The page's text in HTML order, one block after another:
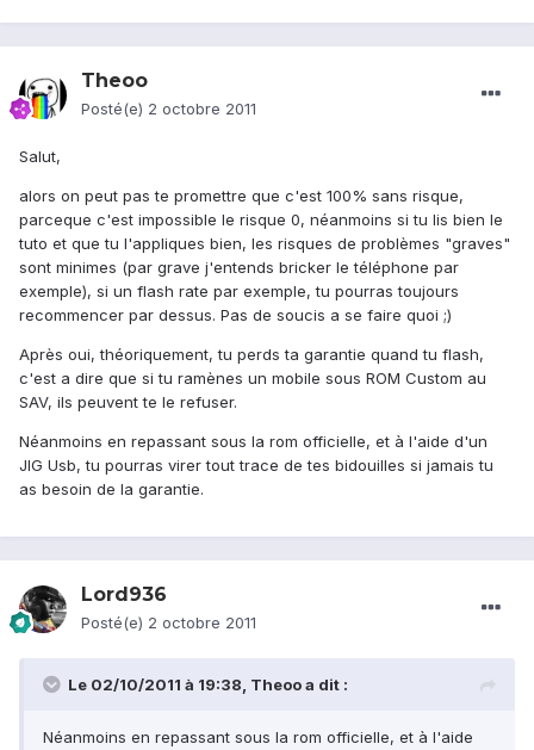
Theoo
Posté(e) 2 octobre 2011
Salut,
alors on peut pas te promettre que c'est 100% sans risque,
parceque c'est impossible le risque 0, néanmoins si tu lis bien le
tuto et que tu l'appliques bien, les risques de problèmes "graves"
sont minimes (par grave j'entends bricker le téléphone par
exemple), si un flash rate par exemple, tu pourras toujours
recommencer par dessus. Pas de soucis a se faire quoi ;)
Après oui, théoriquement, tu perds ta garantie quand tu flash,
c'est a dire que si tu ramènes un mobile sous ROM Custom au
SAV, ils peuvent te le refuser.
Néanmoins en repassant sous la rom officielle, et à l'aide d'un
JIG Usb, tu pourras virer tout trace de tes bidouilles si jamais tu
as besoin de la garantie.
Lord936
Posté(e) 2 octobre 2011
Le 02/10/2011 à 19:38, Theoo a dit :
Néanmoins en repassant sous la rom officielle, et à l'aide